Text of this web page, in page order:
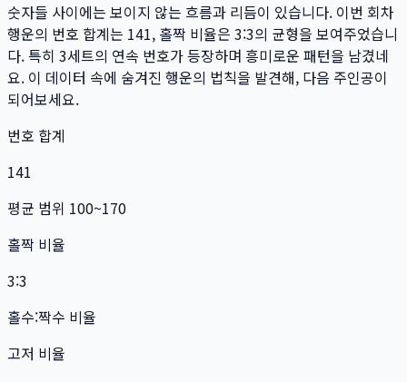
숫자들 사이에는 보이지 않는 흐름과 리듬이 있습니다. 이번 회차
행운의 번호 합계는 141, 홀짝 비율은 3:3의 균형을 보여주었습니
다. 특히 3세트의 연속 번호가 등장하며 흥미로운 패턴을 남겼네
요. 이 데이터 속에 숨겨진 행운의 법칙을 발견해, 다음 주인공이
되어보세요.
번호 합계
141
평균 범위 100~170
홀짝 비율
3:3
홀수:짝수 비율
고저 비율